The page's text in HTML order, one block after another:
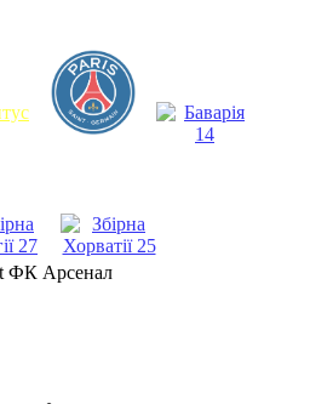
ФК Арсенал